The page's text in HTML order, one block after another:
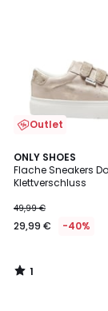
Outlet
ONLY SHOES
Flache Sneakers
Klettverschluss
€
Statt
€
40%
49,99 €
29,99 € -40%
1
/
5
2
Farben
1
/